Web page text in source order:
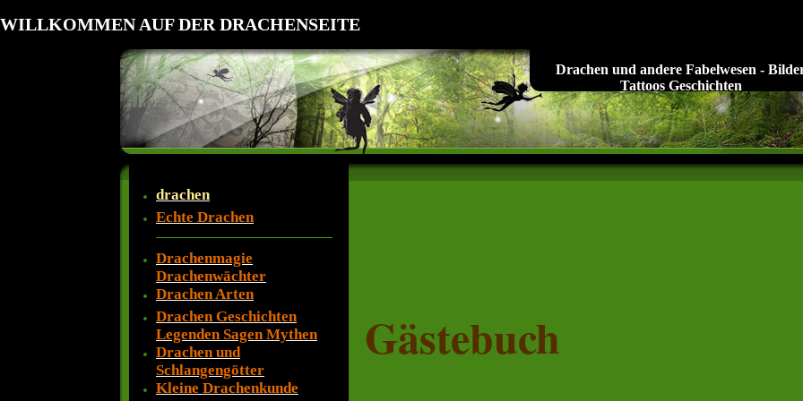
WILLKOMMEN AUF DER DRACHENSEITE
Drachen und andere Fabelwesen -
Tattoos Geschichten
drachen
Echte Drachen
Drachenmagie
Drachenwächter
Drachen Arten
Drachen Geschichten
Legenden Sagen Mythen
Drachen und
Schlangengötter
Kleine Drachenkunde
Gästebuch